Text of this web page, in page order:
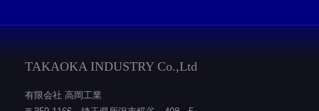
TAKAOKA INDUSTRY Co.,Ltd
有限会社 高岡工業